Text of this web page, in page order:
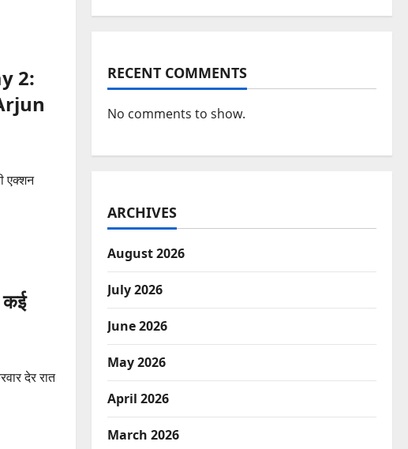
2:
एक्शन
कई
देर रात
RECENT COMMENTS
No comments to show.
ARCHIVES
August 2026
July 2026
June 2026
May 2026
April 2026
March 2026